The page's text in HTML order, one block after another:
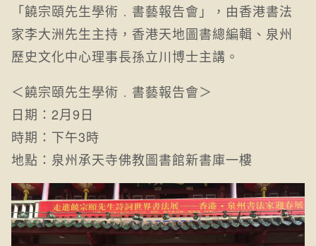
「饒宗頤先生學術﹒書藝報告會」，由香港書法
家李大洲先生主持，香港天地圖書總編輯、泉州
歷史文化中心理事長孫立川博士主講。
＜饒宗頤先生學術﹒書藝報告會＞
日期：2月9日
時期：下午3時
地點：泉州承天寺佛教圖書館新書庫一樓